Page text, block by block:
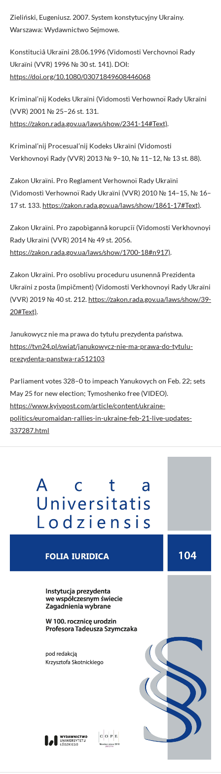
Zieliński, Eugeniusz. 2007. System konstytucyjny Ukrainy.
Warszawa: Wydawnictwo Sejmowe.
Konstitucìâ Ukraïni 28.06.1996 (Vidomosti Verchovnoi Rady
Ukraїni (VVR) 1996 № 30 st. 141). DOI:
https://doi.org/10.1080/03071849608446068
Krimìnal’nij Kodeks Ukraїni (Vìdomostì Verhownoï Rady Ukraїni
(VVR) 2001 № 25–26 st. 131.
https://zakon.rada.gov.ua/laws/show/2341-14#Text).
Krimìnal’nij Procesual’nij Kodeks Ukraїni (Vidomosti
Verkhovnoyi Rady (VVR) 2013 № 9–10, № 11–12, № 13 st. 88).
Zakon Ukraїni. Pro Reglament Verhownoï Rady Ukraїni
(Vìdomostì Verhownoï Rady Ukraїni (VVR) 2010 № 14–15, № 16–
17 st. 133. https://zakon.rada.gov.ua/laws/show/1861-17#Text).
Zakon Ukraїni. Pro zapobìgannâ korupcìï (Vidomosti Verkhovnoyi
Rady Ukraїni (VVR) 2014 № 49 st. 2056.
https://zakon.rada.gov.ua/laws/show/1700-18#n917).
Zakon Ukraїni. Pro osoblivu proceduru usunennâ Prezidenta
Ukraїni z posta (ìmpìčment) (Vidomosti Verkhovnoyi Rady Ukraїni
(VVR) 2019 № 40 st. 212. https://zakon.rada.gov.ua/laws/show/39-
20#Text).
Janukowycz nie ma prawa do tytułu prezydenta państwa.
https://tvn24.pl/swiat/janukowycz-nie-ma-prawa-do-tytulu-
prezydenta-panstwa-ra512103
Parliament votes 328–0 to impeach Yanukovych on Feb. 22; sets
May 25 for new election; Tymoshenko free (VIDEO).
https://www.kyivpost.com/article/content/ukraine-
politics/euromaidan-rallies-in-ukraine-feb-21-live-updates-
337287.html